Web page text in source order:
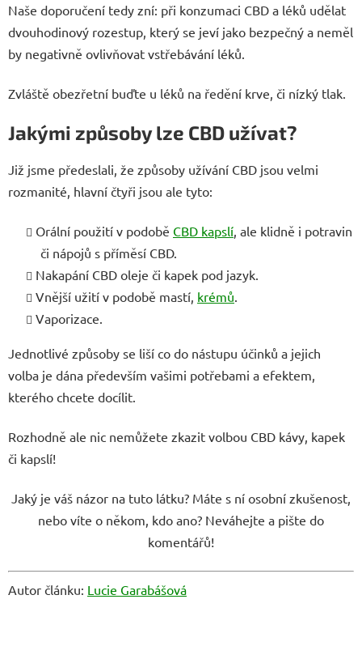
Naše doporučení tedy zní: při konzumaci CBD a léků udělat
dvouhodinový rozestup, který se jeví jako bezpečný a neměl
by negativně ovlivňovat vstřebávání léků.
Zvláště obezřetní buďte u léků na ředění krve, či nízký tlak.
Jakými způsoby lze CBD užívat?
Již jsme předeslali, že způsoby užívání CBD jsou velmi
rozmanité, hlavní čtyři jsou ale tyto:
Orální použití v podobě CBD kapslí, ale klidně i potravin
či nápojů s příměsí CBD.
Nakapání CBD oleje či kapek pod jazyk.
Vnější užití v podobě mastí, krémů.
Vaporizace.
Jednotlivé způsoby se liší co do nástupu účinků a jejich
volba je dána především vašimi potřebami a efektem,
kterého chcete docílit.
Rozhodně ale nic nemůžete zkazit volbou CBD kávy, kapek
či kapslí!
Jaký je váš názor na tuto látku? Máte s ní osobní zkušenost,
nebo víte o někom, kdo ano? Neváhejte a pište do
komentářů!
Autor článku: Lucie Garabášová